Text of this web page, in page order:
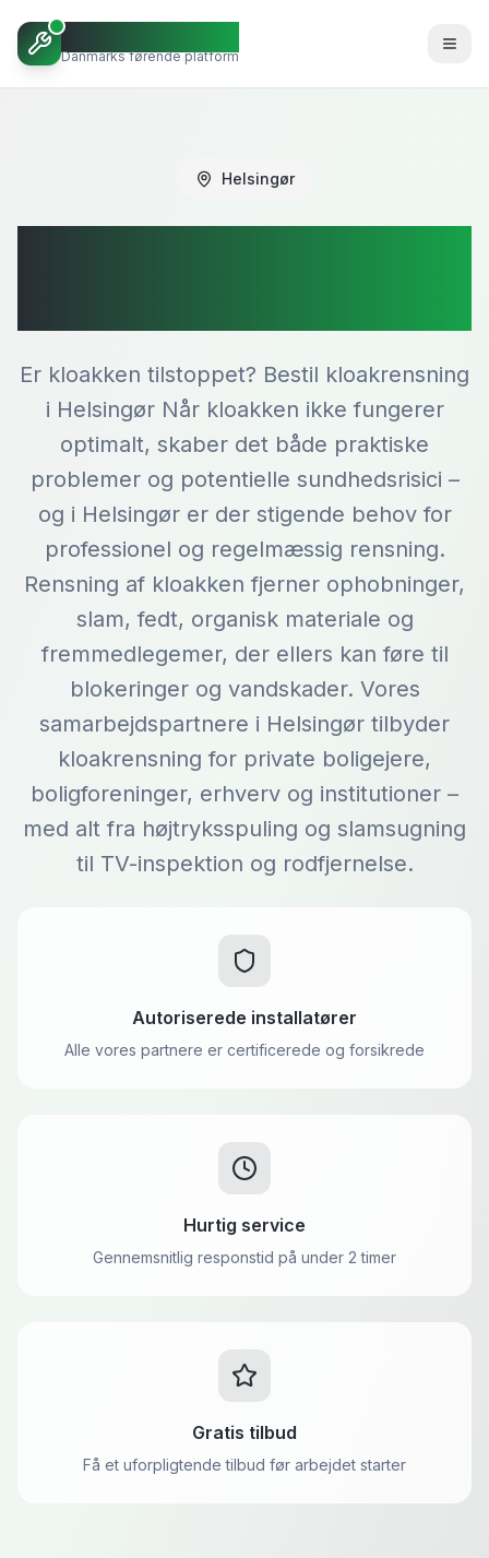
Octoopen VVS
Danmarks førende platform
Helsingør
Er kloakken tilstoppet? Bestil kloakrensning
i Helsingør Når kloakken ikke fungerer
optimalt, skaber det både praktiske
problemer og potentielle sundhedsrisici –
og i Helsingør er der stigende behov for
professionel og regelmæssig rensning.
Rensning af kloakken fjerner ophobninger,
slam, fedt, organisk materiale og
fremmedlegemer, der ellers kan føre til
blokeringer og vandskader. Vores
samarbejdspartnere i Helsingør tilbyder
kloakrensning for private boligejere,
boligforeninger, erhverv og institutioner –
med alt fra højtryksspuling og slamsugning
til TV-inspektion og rodfjernelse.
Autoriserede installatører
Alle vores partnere er certificerede og forsikrede
Hurtig service
Gennemsnitlig responstid på under 2 timer
Gratis tilbud
Få et uforpligtende tilbud før arbejdet starter